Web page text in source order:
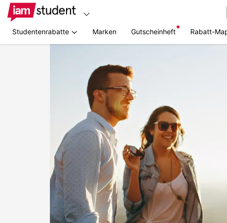
Studentenrabatte Marken Gutscheinheft Rabatt-